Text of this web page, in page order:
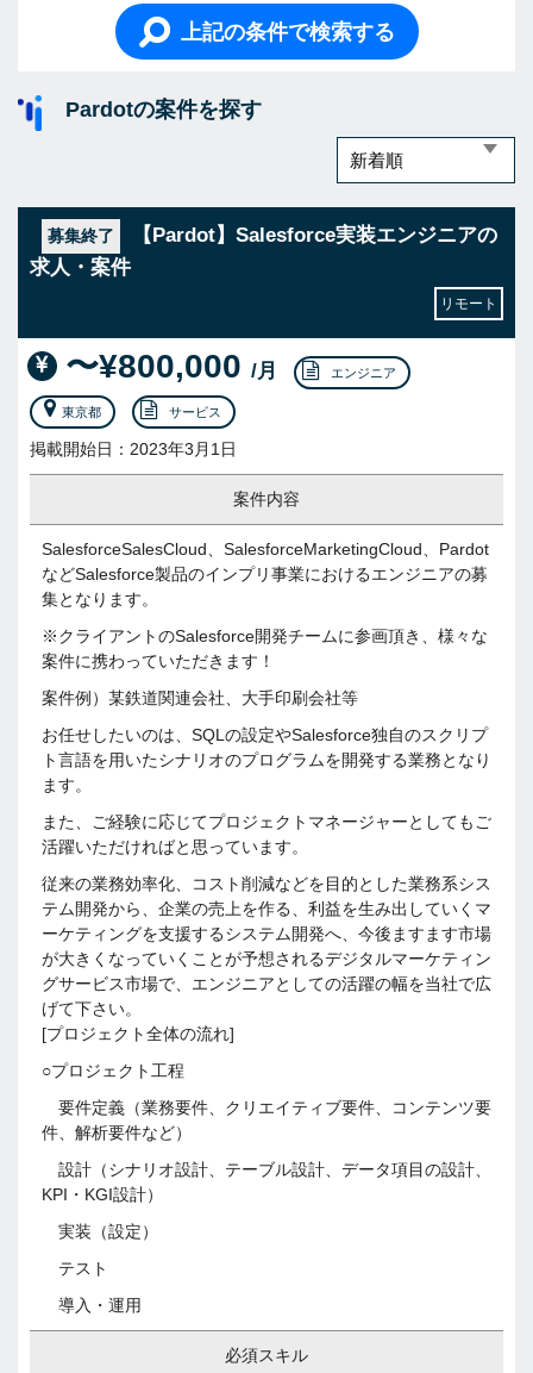
上記の条件で検索する
Pardotの案件を探す
募集終了
【Pardot】Salesforce実装エンジニアの
求人・案件
リモート
〜¥800,000 /月 エンジニア
東京都 サービス
掲載開始日：2023年3月1日
案件内容
SalesforceSalesCloud、SalesforceMarketingCloud、Pardot
などSalesforce製品のインプリ事業におけるエンジニアの募
集となります。
※クライアントのSalesforce開発チームに参画頂き、様々な
案件に携わっていただきます！
案件例）某鉄道関連会社、大手印刷会社等
お任せしたいのは、SQLの設定やSalesforce独自のスクリプ
ト言語を用いたシナリオのプログラムを開発する業務となり
ます。
また、ご経験に応じてプロジェクトマネージャーとしてもご
活躍いただければと思っています。
従来の業務効率化、コスト削減などを目的とした業務系シス
テム開発から、企業の売上を作る、利益を生み出していくマ
ーケティングを支援するシステム開発へ、今後ますます市場
が大きくなっていくことが予想されるデジタルマーケティン
グサービス市場で、エンジニアとしての活躍の幅を当社で広
げて下さい。
[プロジェクト全体の流れ]
○プロジェクト工程
要件定義（業務要件、クリエイティブ要件、コンテンツ要
件、解析要件など）
設計（シナリオ設計、テーブル設計、データ項目の設計、
KPI・KGI設計）
実装（設定）
テスト
導入・運用
必須スキル